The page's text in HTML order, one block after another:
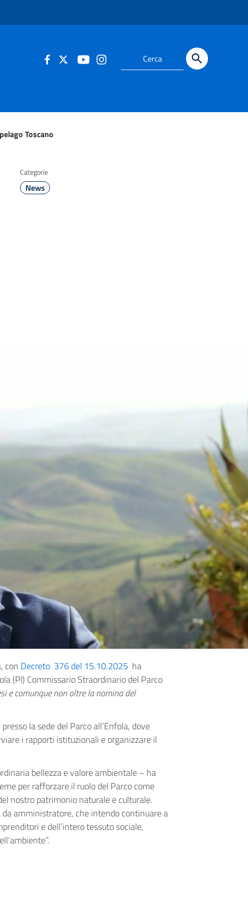
Toscano
Categorie
News
con Decreto 376 del 15.10.2025 ha
(PI) Commissario Straordinario del Parco
e comunque non oltre la nomina del
la sede del Parco all’Enfola, dove
i rapporti istituzionali e organizzare il
bellezza e valore ambientale – ha
per rafforzare il ruolo del Parco come
nostro patrimonio naturale e culturale.
amministratore, che intendo continuare a
e dell’intero tessuto sociale,